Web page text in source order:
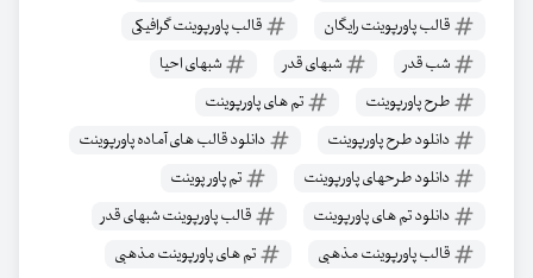
قالب پاورپوینت رایگان
قالب پاورپوینت گرافیکی
شب قدر
شبهای قدر
شبهای احیا
طرح پاورپوینت
تم های پاورپوینت
دانلود طرح پاورپوینت
دانلود قالب های آماده پاورپوینت
دانلود طرحهای پاورپوینت
تم پاور پوینت
دانلود تم های پاورپوینت
قالب پاورپوینت شبهای قدر
قالب پاورپوینت مذهبی
تم های پاورپوینت مذهبی